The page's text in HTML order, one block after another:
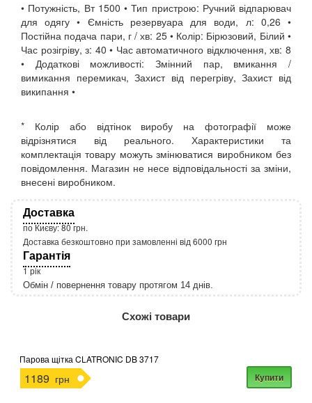
• Потужність, Вт 1500 • Тип пристрою: Ручний відпарювач
для одягу • Ємність резервуара для води, л: 0,26 •
Постійна подача пари, г / хв: 25 • Колір: Бірюзовий, Білий •
Час розігріву, з: 40 • Час автоматичного відключення, хв: 8
• Додаткові можливості: Змінний пар, вмикання /
вимикання перемикач, Захист від перегріву, Захист від
википання •
* Колір або відтінок виробу на фотографії може
відрізнятися від реального. Характеристики та
комплектація товару можуть змінюватися виробником без
повідомлення. Магазин не несе відповідальності за зміни,
внесені виробником.
Доставка
по Києву: 80 грн.
Доставка безкоштовно при замовленні від 6000 грн
Гарантія
1 рік
Обмін / повернення товару протягом 14 днів.
Схожі товари
Парова щітка CLATRONIC DB 3717
1189 грн Купити